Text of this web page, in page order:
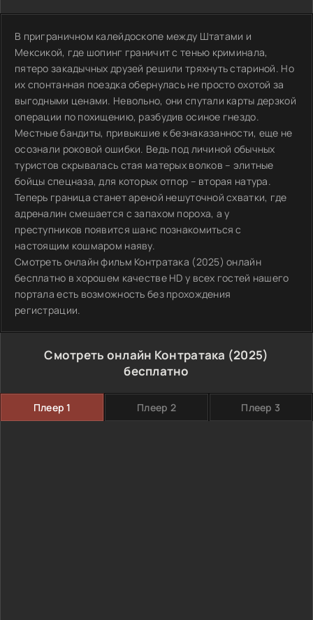
В приграничном калейдоскопе между Штатами и
Мексикой, где шопинг граничит с тенью криминала,
пятеро закадычных друзей решили тряхнуть стариной. Но
их спонтанная поездка обернулась не просто охотой за
выгодными ценами. Невольно, они спутали карты дерзкой
операции по похищению, разбудив осиное гнездо.
Местные бандиты, привыкшие к безнаказанности, еще не
осознали роковой ошибки. Ведь под личиной обычных
туристов скрывалась стая матерых волков – элитные
бойцы спецназа, для которых отпор – вторая натура.
Теперь граница станет ареной нешуточной схватки, где
адреналин смешается с запахом пороха, а у
преступников появится шанс познакомиться с
настоящим кошмаром наяву.
Смотреть онлайн фильм Контратака (2025) онлайн
бесплатно в хорошем качестве HD у всех гостей нашего
портала есть возможность без прохождения
регистрации.
Смотреть онлайн Контратака (2025)
бесплатно
Плеер 1 Плеер 2 Плеер 3